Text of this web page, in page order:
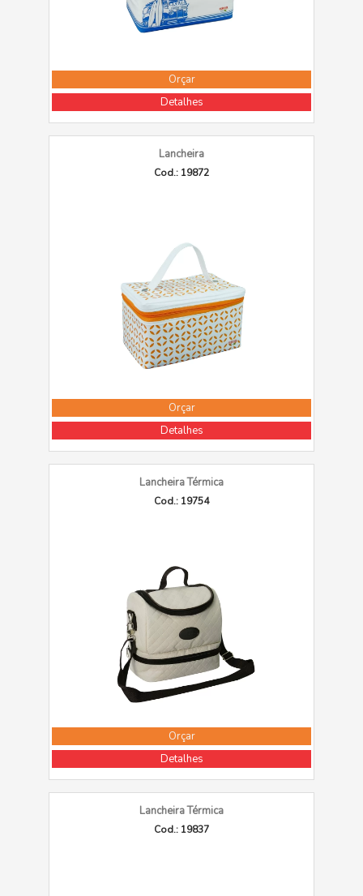
Orçar
Detalhes
Lancheira
Cod.: 19872
Orçar
Detalhes
Lancheira Térmica
Cod.: 19754
Orçar
Detalhes
Lancheira Térmica
Cod.: 19837